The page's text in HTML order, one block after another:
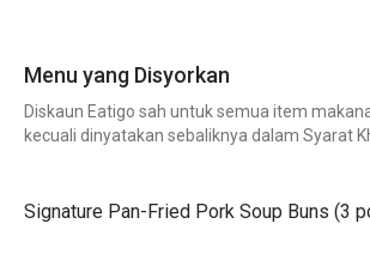
Menu yang Disyorkan
Diskaun Eatigo sah untuk semua item
kecuali dinyatakan sebaliknya dalam Syarat
Signature Pan-Fried Pork Soup Buns (3